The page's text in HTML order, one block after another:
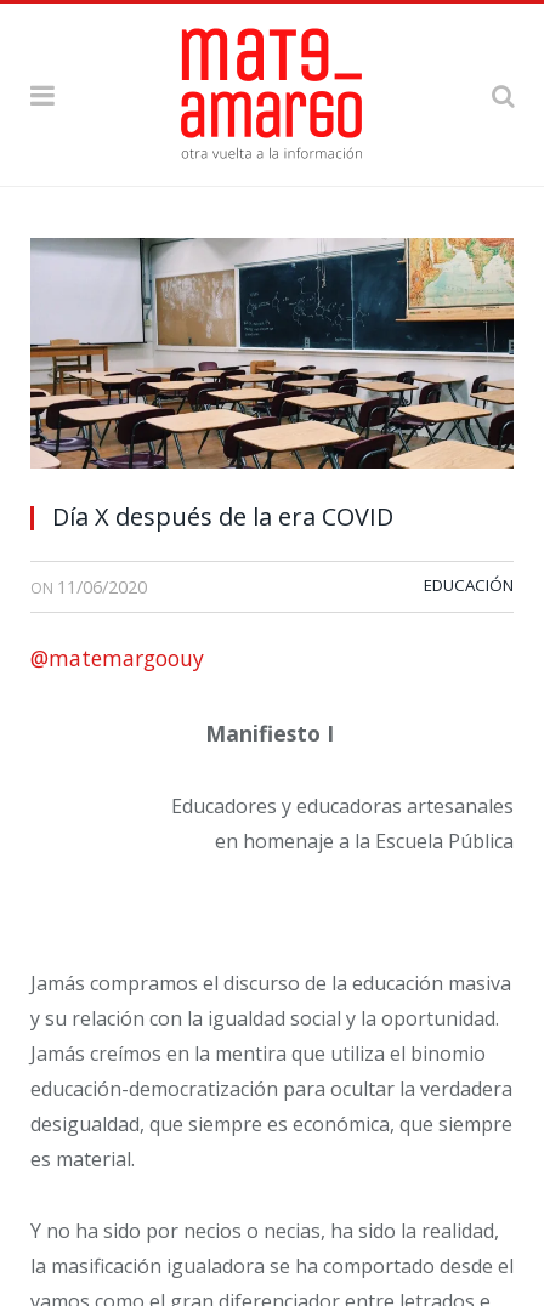
Día X después de la era COVID
ON 11/06/2020 EDUCACIÓN
@matemargoouy
Manifiesto I
Educadores y educadoras artesanales
en homenaje a la Escuela Pública
Jamás compramos el discurso de la educación masiva
y su relación con la igualdad social y la oportunidad.
Jamás creímos en la mentira que utiliza el binomio
educación-democratización para ocultar la verdadera
desigualdad, que siempre es económica, que siempre
es material.
Y no ha sido por necios o necias, ha sido la realidad,
la masificación igualadora se ha comportado desde el